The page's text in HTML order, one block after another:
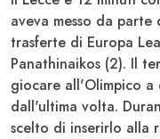
aveva messo da
trasferte di Europa
Panathinaikos (2). Il
giocare all'Olimpico a
dall'ultima volta.
scelto di inserirlo alla